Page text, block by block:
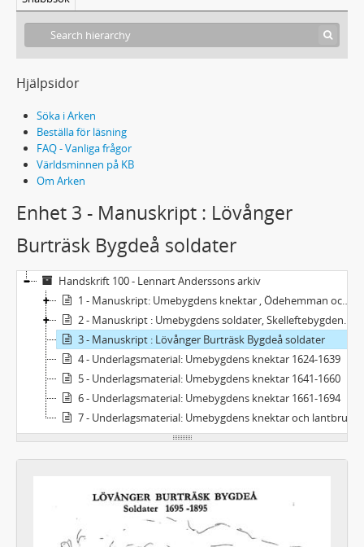
Hjälpsidor
Söka i Arken
Beställa för läsning
FAQ - Vanliga frågor
Världsminnen på KB
Om Arken
Enhet 3 - Manuskript : Lövånger
Burträsk Bygdeå soldater
Handskrift 100 - Lennart Anderssons arkiv
1 - Manuskript: Umebygdens knektar , Ödehemman och skattehemman i Umeå socken
2 - Manuskript : Umebygdens soldater, Skelleftebygdens soldater m fl.
3 - Manuskript : Lövånger Burträsk Bygdeå soldater
4 - Underlagsmaterial: Umebygdens knektar 1624-1639
5 - Underlagsmaterial: Umebygdens knektar 1641-1660
6 - Underlagsmaterial: Umebygdens knektar 1661-1694
7 - Underlagsmaterial: Umebygdens knektar och lantbrukare 1613-1717, diverse Hössjö 1717-1852